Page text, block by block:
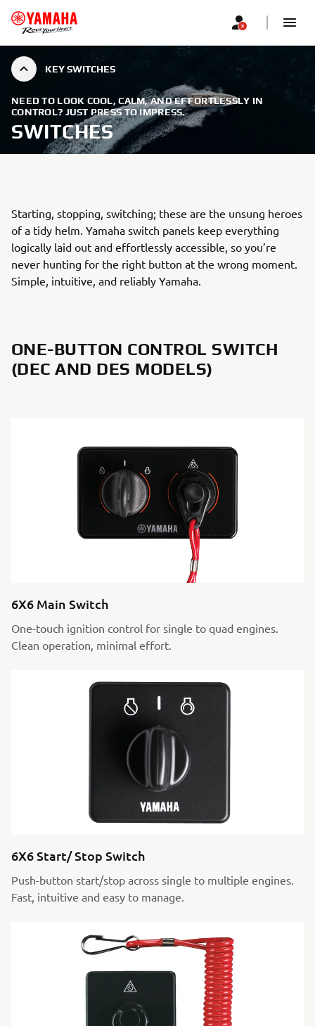
KEY SWITCHES
NEED TO LOOK COOL, CALM, AND EFFORTLESSLY IN
CONTROL? JUST PRESS TO IMPRESS.
SWITCHES
Starting, stopping, switching; these are the unsung heroes
of a tidy helm. Yamaha switch panels keep everything
logically laid out and effortlessly accessible, so you’re
never hunting for the right button at the wrong moment.
Simple, intuitive, and reliably Yamaha.
ONE-BUTTON CONTROL SWITCH
(DEC AND DES MODELS)
6X6 Main Switch
One-touch ignition control for single to quad engines.
Clean operation, minimal effort.
6X6 Start/ Stop Switch
Push-button start/stop across single to multiple engines.
Fast, intuitive and easy to manage.